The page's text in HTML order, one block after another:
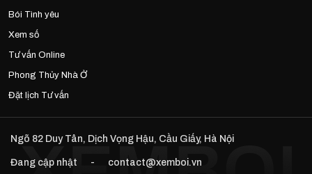
Bói Tình yêu
Xem số
Tư vấn Online
Phong Thủy Nhà Ở
Đặt lịch Tư vấn
Ngõ 82 Duy Tân, Dịch Vọng Hậu, Cầu Giấy, Hà Nội
Đang cập nhật - contact@xemboi.vn